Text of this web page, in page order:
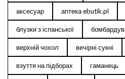
аксесуар аптека ebutik.pl
блузки з іспанської
верхній чохол вечірні сукні
взуття на підборах гаманець